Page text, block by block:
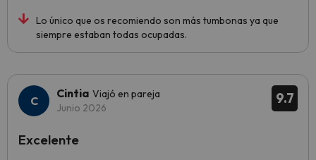
Lo único que os recomiendo son más tumbonas ya que
siempre estaban todas ocupadas.
9.7
Cintia Viajó en pareja
Junio 2026
Excelente